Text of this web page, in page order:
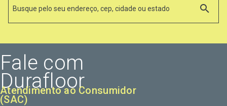
Fale com
Durafloor
Atendimento ao Consumidor
(SAC)